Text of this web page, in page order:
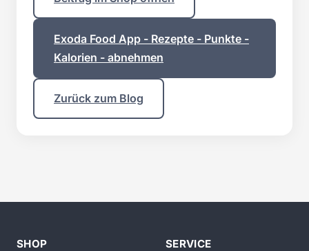
Exoda Food App - Rezepte - Punkte -
Kalorien - abnehmen
Zurück zum Blog
SHOP SERVICE